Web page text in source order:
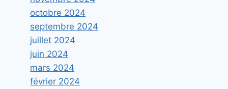
octobre 2024
septembre 2024
juillet 2024
juin 2024
mars 2024
février 2024